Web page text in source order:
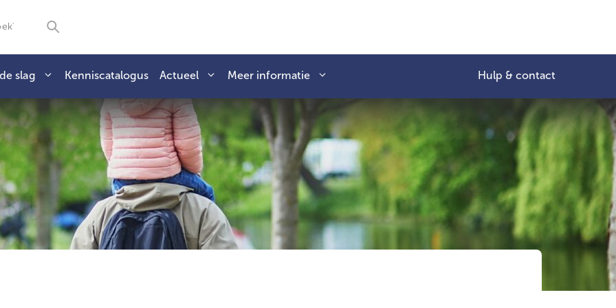
slag Kenniscatalogus Actueel Meer informatie Hulp & contact